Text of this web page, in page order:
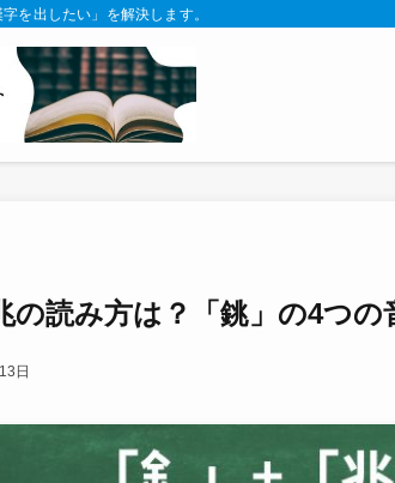
を出したい」を解決します。
の読み方は？「銚」の4つの
日